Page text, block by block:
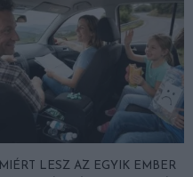
MIÉRT LESZ AZ EGYIK EMBER